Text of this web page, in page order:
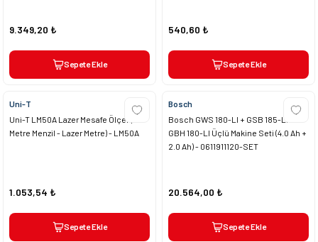
9.349,20 ₺
Sepete Ekle
540,60 ₺
Sepete Ekle
Uni-T
Uni-T LM50A Lazer Mesafe Ölçer (50
Metre Menzil - Lazer Metre) - LM50A
1.053,54 ₺
Sepete Ekle
Bosch
Bosch GWS 180-LI + GSB 185-LI +
GBH 180-LI Üçlü Makine Seti (4.0 Ah +
2.0 Ah) - 0611911120-SET
20.564,00 ₺
Sepete Ekle